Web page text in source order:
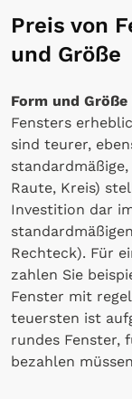
Preis von
und Größe
Form und Größe
Fensters
sind teurer,
Raute, Kreis)
Investition dar
Rechteck). Für
zahlen Sie
Fenster mit
teuersten ist
rundes Fenster,
bezahlen